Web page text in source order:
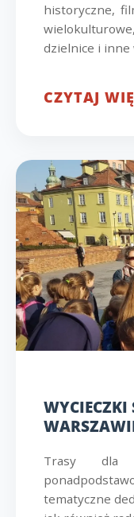
historyczne,
dzielnice i inne
CZYTAJ
WYCIECZKI
Trasy dla
tematyczne